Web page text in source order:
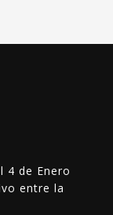
4 de Enero
entre la